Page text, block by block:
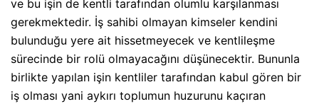
ve bu işin de kentli tarafından olumlu karşılanması
gerekmektedir. İş sahibi olmayan kimseler kendini
bulunduğu yere ait hissetmeyecek ve kentlileşme
sürecinde bir rolü olmayacağını düşünecektir. Bununla
birlikte yapılan işin kentliler tarafından kabul gören bir
iş olması yani aykırı toplumun huzurunu kaçıran